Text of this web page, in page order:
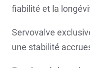
fiabilité et la
Servovalve
une stabilité